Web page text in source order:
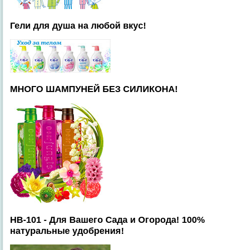
Гели для душа на любой вкус!
МНОГО ШАМПУНЕЙ БЕЗ СИЛИКОНА!
HB-101 - Для Вашего Сада и Огорода! 100%
натуральные удобрения!